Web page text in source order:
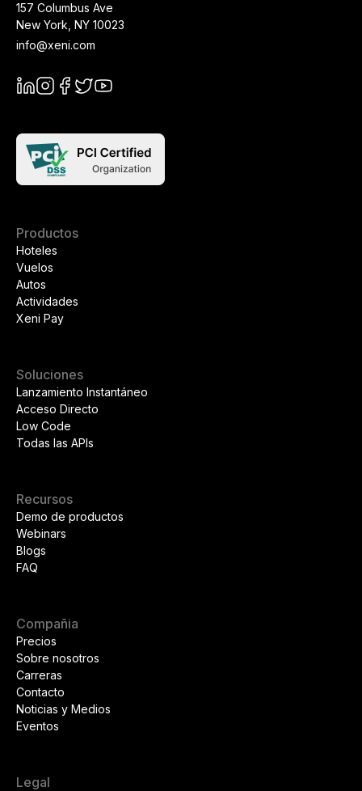
157 Columbus Ave
New York NY 10023
info@xeni.com
Productos
Hoteles
Vuelos
Autos
Actividades
Xeni Pay
Soluciones
Lanzamiento Instantáneo
Acceso Directo
Low Code
Todas las APIs
Recursos
Demo de productos
Webinars
Blogs
FAQ
Compañia
Precios
Sobre nosotros
Carreras
Contacto
Noticias y Medios
Eventos
Legal